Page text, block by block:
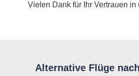
Vielen Dank für Ihr Vertrauen
Alternative Flüge